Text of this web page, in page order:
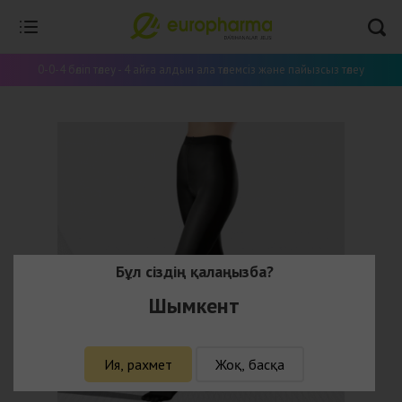
0-0-4 бөліп төлеу - 4 айға алдын ала төлемсіз және пайызсыз төлеу
Бұл сіздің қалаңызба?
Шымкент
Ия, рахмет Жоқ, басқа